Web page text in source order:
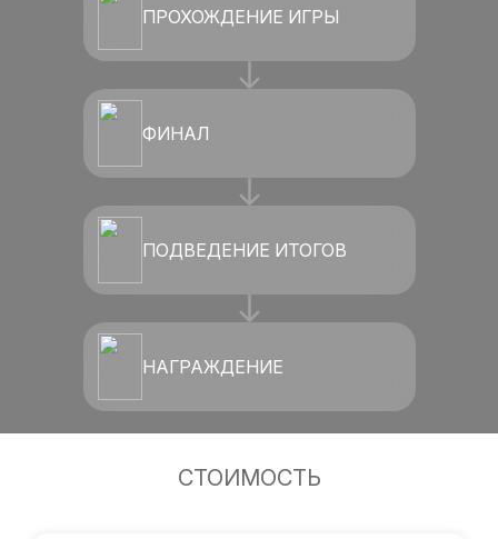
ПРОХОЖДЕНИЕ ИГРЫ
ФИНАЛ
ПОДВЕДЕНИЕ ИТОГОВ
НАГРАЖДЕНИЕ
СТОИМОСТЬ